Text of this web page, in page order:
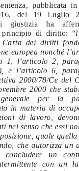
pubblicata
del 19 Luglio
giustizia ha
principio di diritto: “
dei diritti
europea nonché
1, l’articolo 2,
e l’articolo 6,
2000/78/Ce del
2000 che
generale per la
in materia di
di lavoro,
nel senso che essi
quale
che autorizza un
un
con un